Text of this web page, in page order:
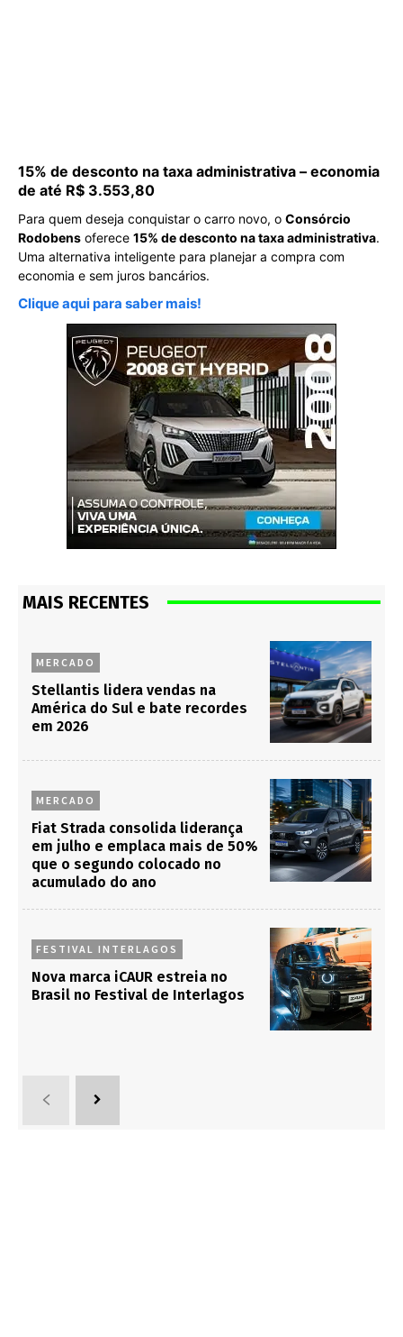
15% de desconto na taxa administrativa – economia
de até R$ 3.553,80
Para quem deseja conquistar o carro novo, o Consórcio
Rodobens oferece 15% de desconto na taxa administrativa.
Uma alternativa inteligente para planejar a compra com
economia e sem juros bancários.
Clique aqui para saber mais!
MAIS RECENTES
MERCADO
Stellantis lidera vendas na
América do Sul e bate recordes
em 2026
MERCADO
Fiat Strada consolida liderança
em julho e emplaca mais de 50%
que o segundo colocado no
acumulado do ano
FESTIVAL INTERLAGOS
Nova marca iCAUR estreia no
Brasil no Festival de Interlagos